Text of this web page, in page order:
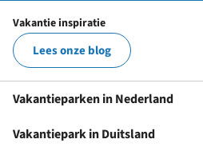
Vakantie inspiratie
Lees onze blog
Vakantieparken in Nederland
Vakantiepark in Duitsland